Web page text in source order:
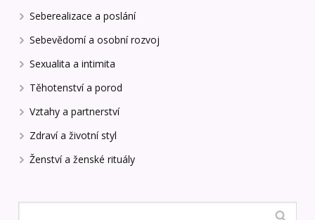
Seberealizace a poslání
Sebevědomí a osobní rozvoj
Sexualita a intimita
Těhotenství a porod
Vztahy a partnerství
Zdraví a životní styl
Ženství a ženské rituály